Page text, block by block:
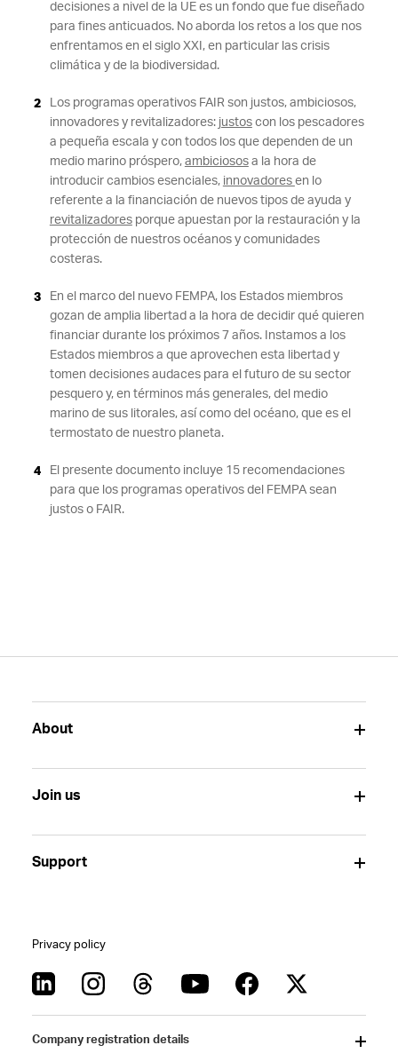
decisiones a nivel de la UE es un fondo que fue diseñado
para fines anticuados. No aborda los retos a los que nos
enfrentamos en el siglo XXI, en particular las crisis
climática y de la biodiversidad.
Los programas operativos FAIR son justos, ambiciosos,
innovadores y revitalizadores: justoscon los pescadores
a pequeña escala y con todos los que dependen de un
medio marino próspero, ambiciososa la hora de
introducir cambios esenciales, innovadores en lo
referente a la financiación de nuevos tipos de ayuda y
revitalizadoresporque apuestan por la restauración y la
protección de nuestros océanos y comunidades
costeras.
En el marco del nuevo FEMPA, los Estados miembros
gozan de amplia libertad a la hora de decidir qué quieren
financiar durante los próximos 7 años. Instamos a los
Estados miembros a que aprovechen esta libertad y
tomen decisiones audaces para el futuro de su sector
pesquero y, en términos más generales, del medio
marino de sus litorales, así como del océano, que es el
termostato de nuestro planeta.
El presente documento incluye 15 recomendaciones
para que los programas operativos del FEMPA sean
justos o FAIR.
About
Join us
Support
Privacy policy
Company registration details